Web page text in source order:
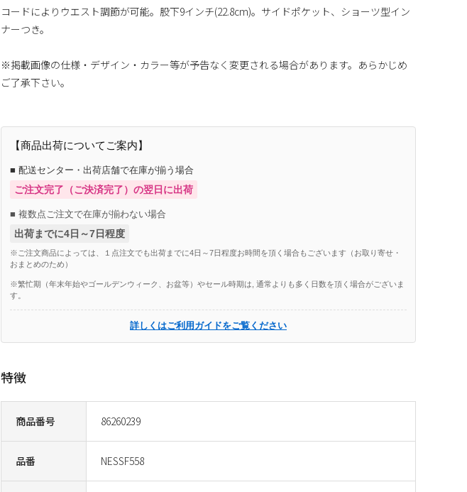
商品番号 86260239
品番 NESSF558
コードによりウエスト調節が可能。股下9インチ(22.8cm)。サイドポケット、ショーツ型イン
ナーつき。
※掲載画像の仕様・デザイン・カラー等が予告なく変更される場合があります。あらかじめ
ご了承下さい。
【商品出荷についてご案内】
■ 配送センター・出荷店舗で在庫が揃う場合
ご注文完了（ご決済完了）の翌日に出荷
■ 複数点ご注文で在庫が揃わない場合
出荷までに4日～7日程度
※ご注文商品によっては、１点注文でも出荷までに4日～7日程度お時間を頂く場合もございます（お取り寄せ・
おまとめのため）
※繁忙期（年末年始やゴールデンウィーク、お盆等）やセール時期は, 通常よりも多く日数を頂く場合がございま
す。
詳しくはご利用ガイドをご覧ください
特徴